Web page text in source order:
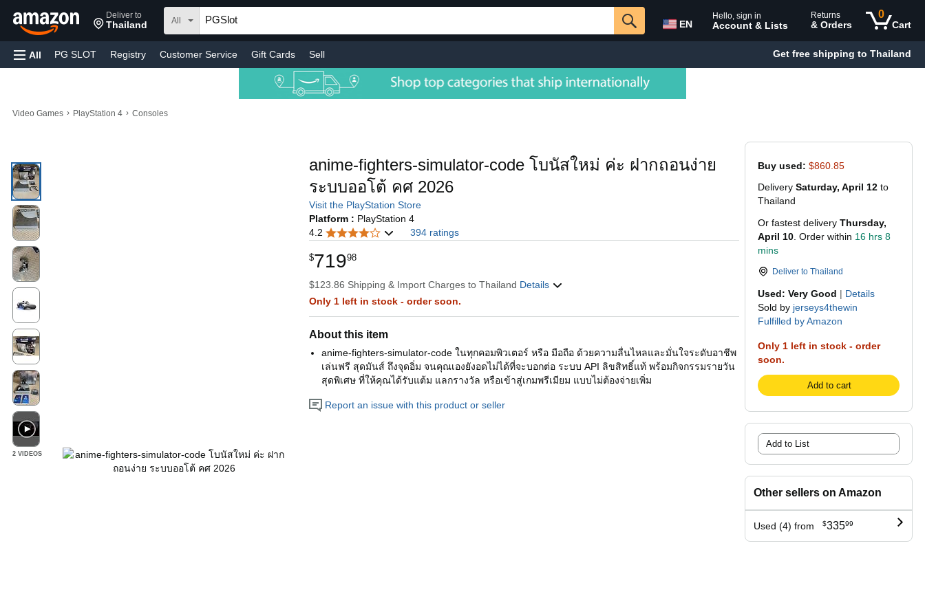
Deliver to
Thailand All EN
Hello, sign in
Account & Lists
Returns
& Orders
0
Cart
All PG SLOT Registry Customer Service Gift Cards Sell Get free shipping to Thailand
Video Games › PlayStation 4 › Consoles
Buy used: $860.85
Delivery Saturday, April 12 to
Thailand
Or fastest delivery Thursday,
April 10 . Order within 16 hrs 8
mins
Deliver to Thailand
Used: Very Good | Details
Sold by jerseys4thewin
Fulfilled by Amazon
Only 1 left in stock - order
soon.
Add to cart
Add to List
Other sellers on Amazon
Used (4) from $33599
2 VIDEOS
anime-fighters-simulator-code โบนัสใหม่ ค่ะ ฝากถอนง่าย
ระบบออโต้ คศ 2026
Visit the PlayStation Store
Platform : PlayStation 4
4.2
394 ratings
$71998
$123.86 Shipping & Import Charges to Thailand Details
Only 1 left in stock - order soon.
About this item
anime-fighters-simulator-code ในทุกคอมพิวเตอร์ หรือ มือถือ ด้วยความลื่นไหลและมั่นใจระดับอาชีพ
เล่นฟรี สุดมันส์ ถึงจุดอิ่ม จนคุณเองยังอดไม่ได้ที่จะบอกต่อ ระบบ API ลิขสิทธิ์แท้ พร้อมกิจกรรมรายวัน
สุดพิเศษ ที่ให้คุณได้รับแต้ม แลกรางวัล หรือเข้าสู่เกมพรีเมียม แบบไม่ต้องจ่ายเพิ่ม
Report an issue with this product or seller